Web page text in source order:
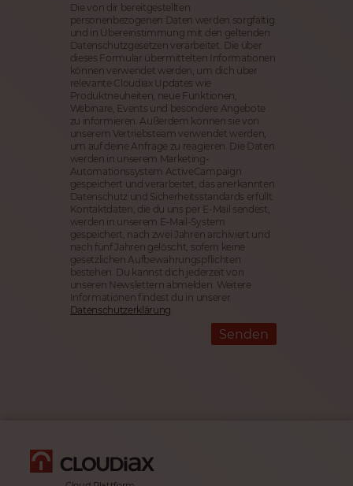
Die von dir bereitgestellten
personenbezogenen Daten werden sorgfältig
und in Übereinstimmung mit den geltenden
Datenschutzgesetzen verarbeitet. Die über
dieses Formular übermittelten Informationen
können verwendet werden, um dich über
relevante Cloudiax Updates wie
Produktneuheiten, neue Funktionen,
Webinare, Events und besondere Angebote
zu informieren. Außerdem können sie von
unserem Vertriebsteam verwendet werden,
um auf deine Anfrage zu reagieren. Die Daten
werden in unserem Marketing-
Automationssystem ActiveCampaign
gespeichert und verarbeitet, das anerkannten
Datenschutz und Sicherheitsstandards erfüllt.
Kontaktdaten, die du uns per E-Mail sendest,
werden in unserem E-Mail-System
gespeichert, nach zwei Jahren archiviert und
nach fünf Jahren gelöscht, sofern keine
gesetzlichen Aufbewahrungspflichten
bestehen. Du kannst dich jederzeit von
unseren Newslettern abmelden. Weitere
Informationen findest du in unserer
Datenschutzerklärung
Senden